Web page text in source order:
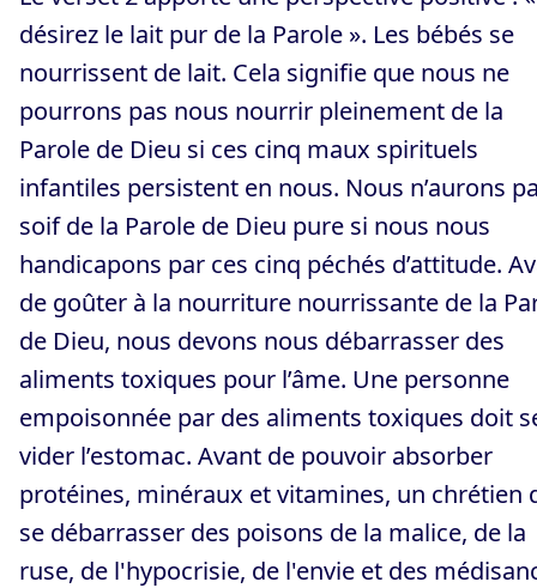
désirez le lait pur de la Parole ». Les bébés se
nourrissent de lait. Cela signifie que nous ne
pourrons pas nous nourrir pleinement de la
Parole de Dieu si ces cinq maux spirituels
infantiles persistent en nous. Nous n’aurons
soif de la Parole de Dieu pure si nous nous
handicapons par ces cinq péchés d’attitude.
de goûter à la nourriture nourrissante de la
de Dieu, nous devons nous débarrasser des
aliments toxiques pour l’âme. Une personne
empoisonnée par des aliments toxiques doit
vider l’estomac. Avant de pouvoir absorber
protéines, minéraux et vitamines, un chrétien
se débarrasser des poisons de la malice, de la
ruse, de l'hypocrisie, de l'envie et des